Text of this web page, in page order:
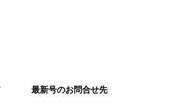
最新号のお問合せ先